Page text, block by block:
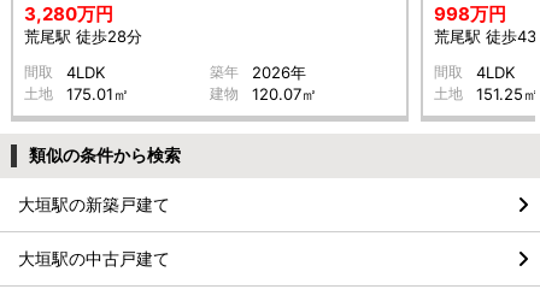
3,280万円
荒尾駅 徒歩28分
間取 4LDK 築年 2026年
土地 175.01㎡ 建物 120.07㎡
998万円
荒尾駅 徒歩43
間取 4LDK
土地 151.25㎡
類似の条件から検索
大垣駅の新築戸建て
大垣駅の中古戸建て